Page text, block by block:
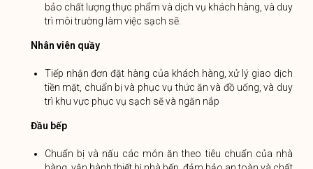
bảo chất lượng thực phẩm và dịch vụ khách hàng, và duy
trì môi trường làm việc sạch sẽ.
Nhân viên quầy
Tiếp nhận đơn đặt hàng của khách hàng, xử lý giao dịch
tiền mặt, chuẩn bị và phục vụ thức ăn và đồ uống, và duy
trì khu vực phục vụ sạch sẽ và ngăn nắp
Đầu bếp
Chuẩn bị và nấu các món ăn theo tiêu chuẩn của nhà